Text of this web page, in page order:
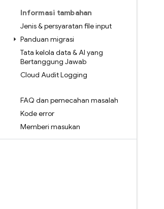
Informasi tambahan
Jenis & persyaratan file input
Panduan migrasi
Tata kelola data & AI yang
Bertanggung Jawab
Cloud Audit Logging
FAQ dan pemecahan masalah
Kode error
Memberi masukan